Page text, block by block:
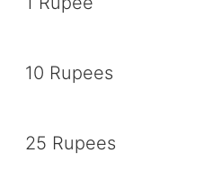
10 Rupees
25 Rupees